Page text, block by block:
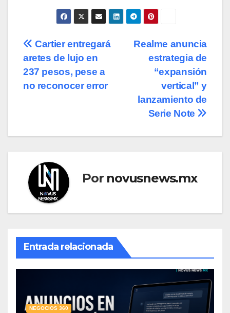
Navegación
de
entradas
Realme anuncia
estrategia de
“expansión
vertical” y
lanzamiento de
Serie Note
Cartier entregará
aretes de lujo en
237 pesos, pese a
no reconocer error
Por novusnews.mx
Entrada relacionada
NEGOCIOS 360